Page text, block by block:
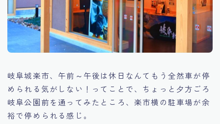
岐阜城楽市、午前～午後は休日なんてもう全然車が停
められる気がしない！ってことで、ちょっと夕方ごろ
岐阜公園前を通ってみたところ、楽市横の駐車場が余
裕で停められる感じ。